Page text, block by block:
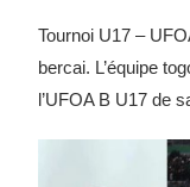
Tournoi U17 –
bercai. L’équipe
l’UFOA B U17 de